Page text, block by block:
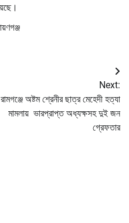
Next:
রামগঞ্জে অষ্টম শ্রেনীর ছাত্র মেহেদী হত্যা
মামলায় ভারপ্রাপ্ত অধ্যক্ষসহ দুই জন
গ্রেফতার